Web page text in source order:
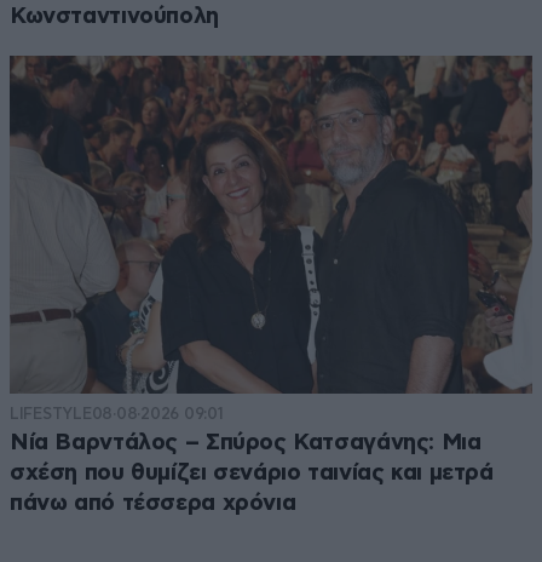
Κωνσταντινούπολη
LIFESTYLE08·08·2026 09:01
Νία Βαρντάλος – Σπύρος Κατσαγάνης: Μια
σχέση που θυμίζει σενάριο ταινίας και μετρά
πάνω από τέσσερα χρόνια